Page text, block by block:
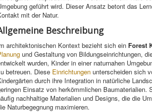
geführt wird. Dieser Ansatz betont das
mit der Natur.
Beschreibung
architektonischen Kontext bezieht sich ein Forest
und Gestaltung von Bildungseinrichtungen,
wurden, Kinder in einer naturnahen
betreuen. Diese Einrichtungen unterscheiden sich
durch ihre Integration in natürliche
Einsatz von herkömmlichen Baumaterialien.
nachhaltige Materialien und Designs, die die
Naturbegegnung maximieren.